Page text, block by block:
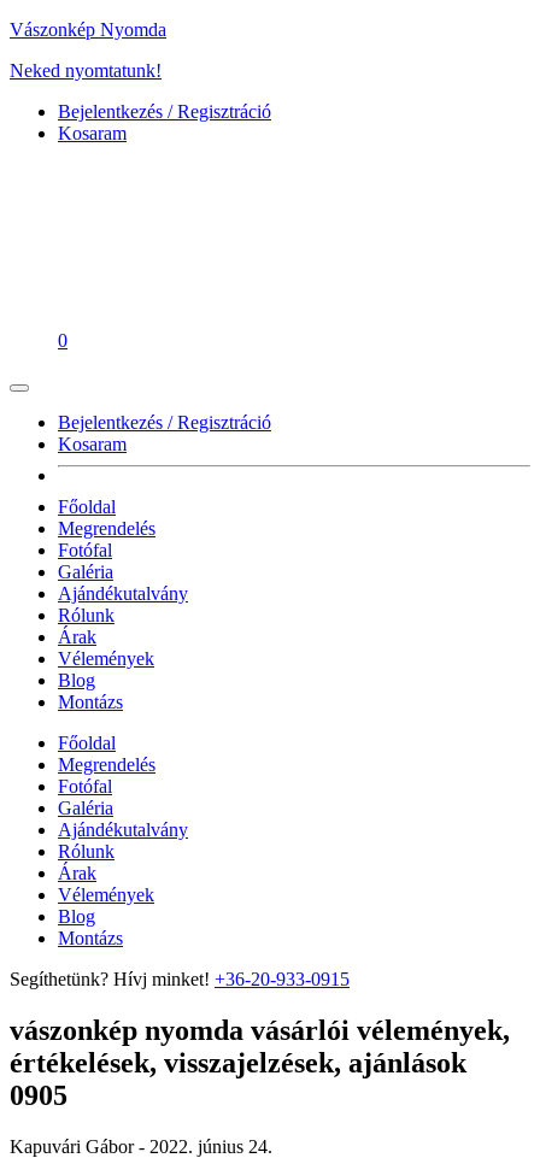
Vászonkép Nyomda
Neked nyomtatunk!
Bejelentkezés / Regisztráció
Kosaram
0
Bejelentkezés / Regisztráció
Kosaram
Főoldal
Megrendelés
Fotófal
Galéria
Ajándékutalvány
Rólunk
Árak
Vélemények
Blog
Montázs
Főoldal
Megrendelés
Fotófal
Galéria
Ajándékutalvány
Rólunk
Árak
Vélemények
Blog
Montázs
Segíthetünk? Hívj minket! +36-20-933-0915
vászonkép nyomda vásárlói vélemények,
értékelések, visszajelzések, ajánlások
0905
Kapuvári Gábor - 2022. június 24.